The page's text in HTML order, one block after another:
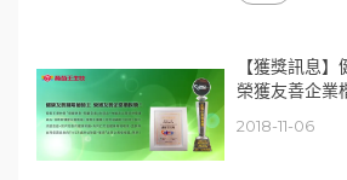
【獲獎訊息
榮獲友善企業
2018-11-06